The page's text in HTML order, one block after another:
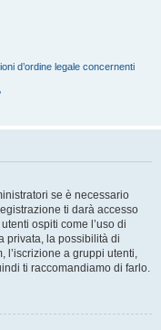
d’ordine legale concernenti
se è necessario
ti darà accesso
ospiti come l’uso di
privata, la possibilità di
l’iscrizione a gruppi utenti,
ti raccomandiamo di farlo.